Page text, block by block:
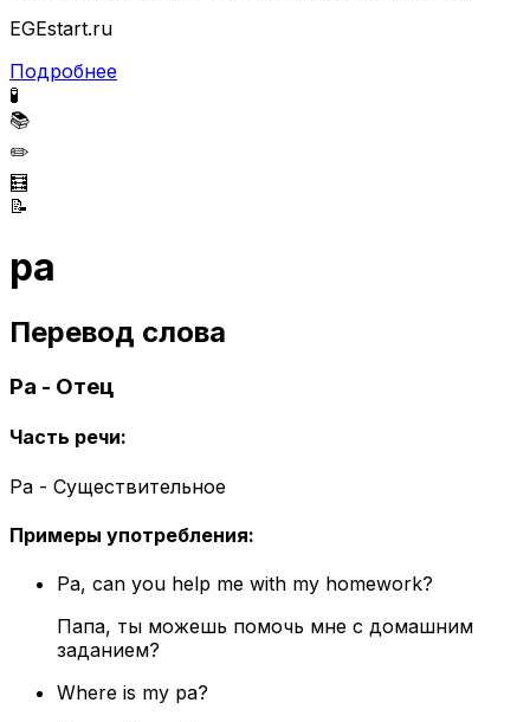
EGEstart.ru
Подробнее
🧪
📚
✏️
🧮
📝
pa
Перевод слова
Pa - Отец
Часть речи:
Pa - Существительное
Примеры употребления:
Pa, can you help me with my homework?
Папа, ты можешь помочь мне с домашним
заданием?
Where is my pa?